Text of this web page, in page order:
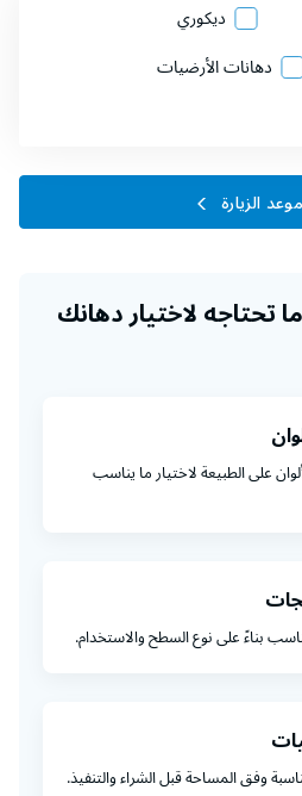
ديكوري
دهانات الأرضيات
الزيارة
تحتاجه لاختيار دهانك
على الطبيعة لاختيار ما يناسب
بناءً على نوع السطح والاستخدام.
وفق المساحة قبل الشراء والتنفيذ.